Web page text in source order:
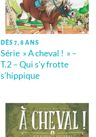
DÈS 7, 8 ANS
Série » A cheval ! » –
T.2 – Qui s’y frotte
s’hippique